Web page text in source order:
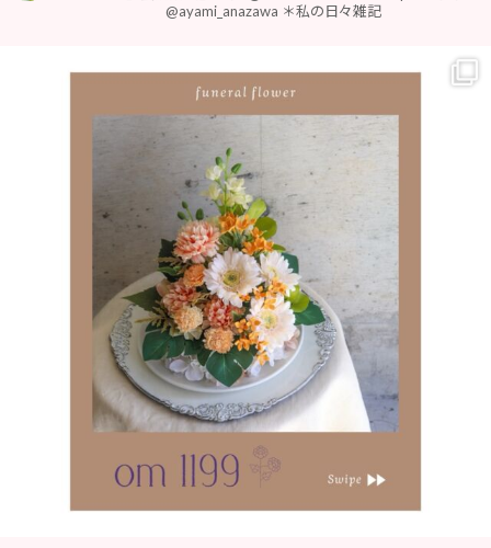
@ayami_anazawa ＊私の日々雑記